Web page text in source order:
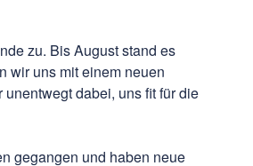
zu. Bis August stand es
wir uns mit einem neuen
dabei, uns fit für die
gegangen und haben neue